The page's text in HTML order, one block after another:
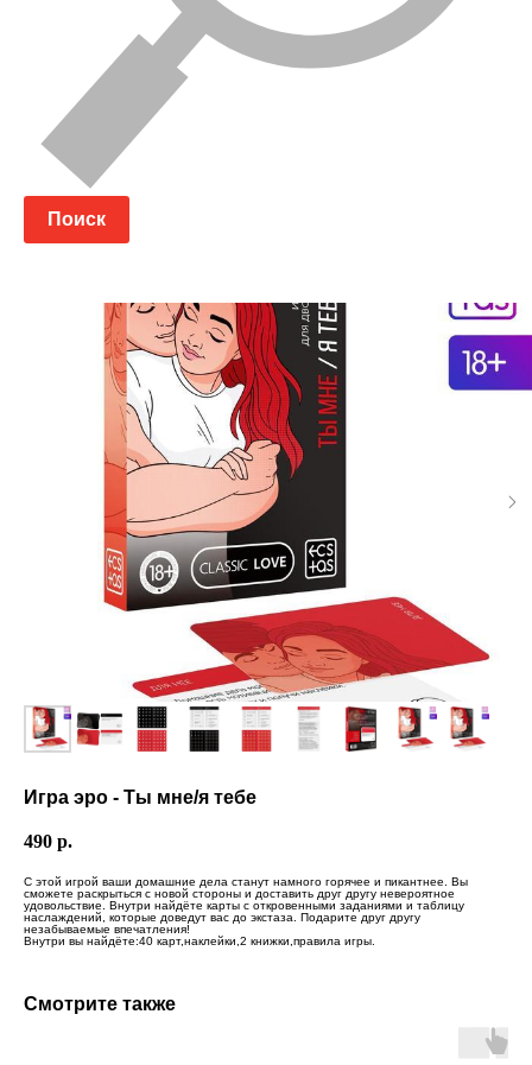
Поиск
Игра эро - Ты мне/я тебе
490 р.
С этой игрой ваши домашние дела станут намного горячее и пикантнее. Вы
сможете раскрыться с новой стороны и доставить друг другу невероятное
удовольствие. Внутри найдёте карты с откровенными заданиями и таблицу
наслаждений, которые доведут вас до экстаза. Подарите друг другу
незабываемые впечатления!
Внутри вы найдёте:40 карт,наклейки,2 книжки,правила игры.
Смотрите также